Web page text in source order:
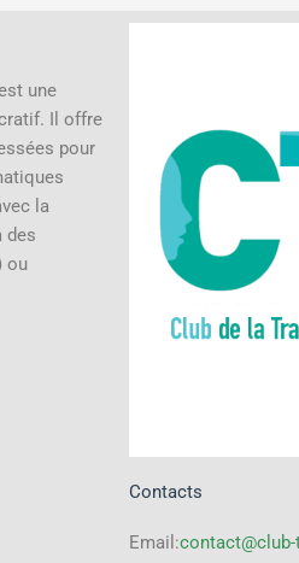
une
Il offre
pour
la
des
ou
Contacts
Email: